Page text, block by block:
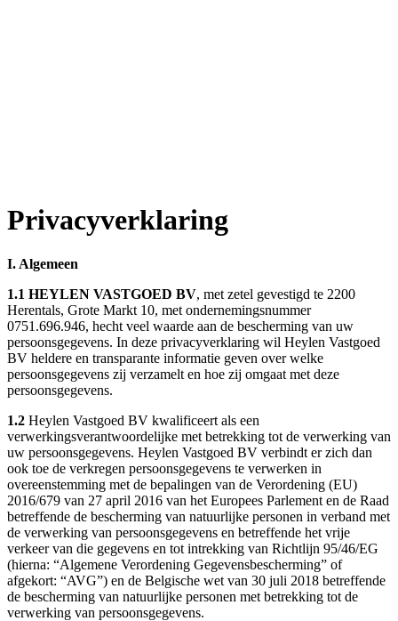
Privacyverklaring
I. Algemeen
1.1 HEYLEN VASTGOED BV, met zetel gevestigd te 2200
Herentals, Grote Markt 10, met ondernemingsnummer
0751.696.946, hecht veel waarde aan de bescherming van uw
persoonsgegevens. In deze privacyverklaring wil Heylen Vastgoed
BV heldere en transparante informatie geven over welke
persoonsgegevens zij verzamelt en hoe zij omgaat met deze
persoonsgegevens.
1.2 Heylen Vastgoed BV kwalificeert als een
verwerkingsverantwoordelijke met betrekking tot de verwerking van
uw persoonsgegevens. Heylen Vastgoed BV verbindt er zich dan
ook toe de verkregen persoonsgegevens te verwerken in
overeenstemming met de bepalingen van de Verordening (EU)
2016/679 van 27 april 2016 van het Europees Parlement en de Raad
betreffende de bescherming van natuurlijke personen in verband met
de verwerking van persoonsgegevens en betreffende het vrije
verkeer van die gegevens en tot intrekking van Richtlijn 95/46/EG
(hierna: “Algemene Verordening Gegevensbescherming” of
afgekort: “AVG”) en de Belgische wet van 30 juli 2018 betreffende
de bescherming van natuurlijke personen met betrekking tot de
verwerking van persoonsgegevens.